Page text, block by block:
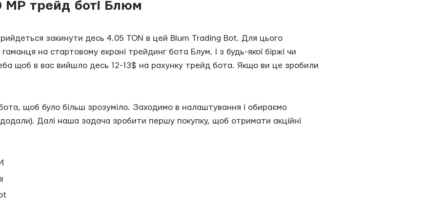
трейд боті Блюм
закинути десь 4.05 TON в цей Blum Trading Bot. Для цього
на стартовому екрані трейдинг бота Блум. І з будь-якої біржі чи
щоб в вас вийшло десь 12-13$ на рахунку трейд бота. Якщо ви це зробили
щоб було більш зрозуміло. Заходимо в налаштування і обираємо
додали). Далі наша задача зробити першу покупку, щоб отримати акційні